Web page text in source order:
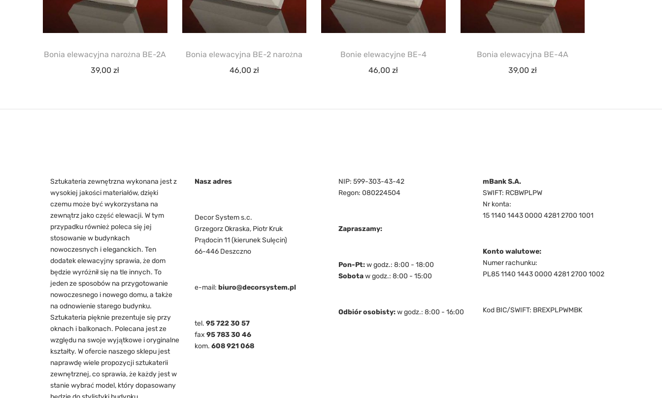
Bonia elewacyjna narożna BE-2A
39,00zł
Bonia elewacyjna BE-2 narożna
46,00 zł
Bonie elewacyjne BE-4
46,00zł
Bonia elewacyjna BE-4A
39,00 zł
Sztukateria zewnętrzna wykonana jest z
wysokiej jakości materiałów, dzięki
czemu może być wykorzystana na
zewnątrz jako część elewacji. W tym
przypadku również poleca się jej
stosowanie w budynkach
nowoczesnych i eleganckich. Ten
dodatek elewacyjny sprawia, że dom
będzie wyróżnił się na tle innych. To
jeden ze sposobów na przygotowanie
nowoczesnego i nowego domu, a także
na odnowienie starego budynku.
Sztukateria pięknie prezentuje się przy
oknach i balkonach. Polecana jest ze
względu na swoje wyjątkowe i oryginalne
kształty. W ofercie naszego sklepu jest
naprawdę wiele propozycji sztukaterii
zewnętrznej, co sprawia, że każdy jest w
stanie wybrać model, który dopasowany
Nasz adres
Decor System s.c.
Grzegorz Okraska, Piotr Kruk
Prądocin 11 (kierunek Sulęcin)
66-446 Deszczno
e-mail: biuro@decorsystem.pl
tel. 95 722 30 57
fax 95 783 30 46
kom. 608 921 068
NIP: 599-303-43-42
Regon: 080224504
Zapraszamy:
Pon-Pt:w godz.: 8:00 - 18:00
Sobotaw godz.: 8:00 - 15:00
Odbiór osobisty:w godz.: 8:00 - 16:00
mBank S.A.
SWIFT: RCBWPLPW
Nr konta:
15 1140 1443 0000 4281 2700 1001
Konto walutowe:
Numer rachunku:
PL85 1140 1443 0000 4281 2700 1002
Kod BIC/SWIFT: BREXPLPWMBK